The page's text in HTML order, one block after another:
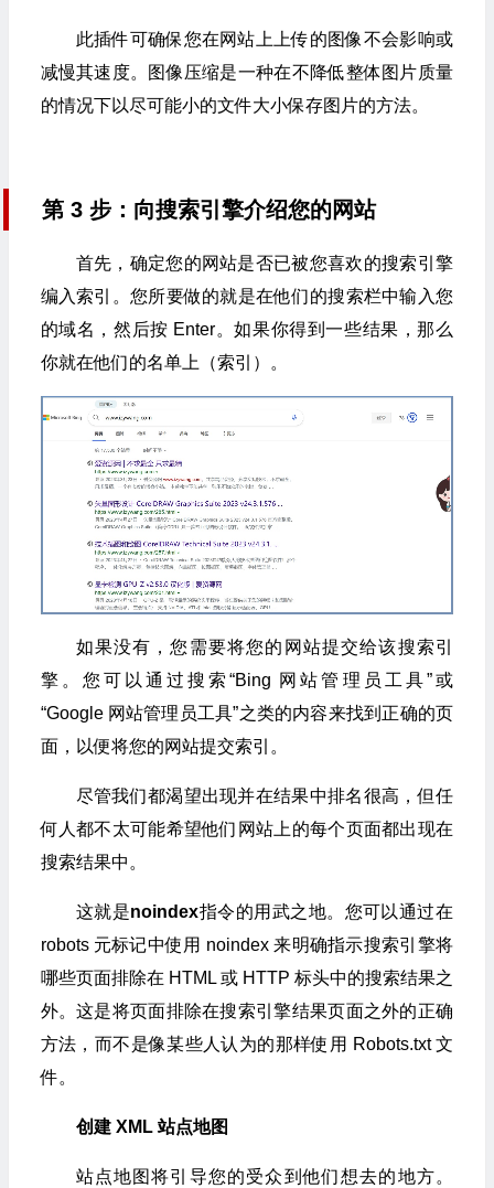
此插件可确保您在网站上上传的图像不会影响或
减慢其速度。图像压缩是一种在不降低整体图片质量
的情况下以尽可能小的文件大小保存图片的方法。
第 3 步：向搜索引擎介绍您的网站
首先，确定您的网站是否已被您喜欢的搜索引擎
编入索引。您所要做的就是在他们的搜索栏中输入您
的域名，然后按 Enter。如果你得到一些结果，那么
你就在他们的名单上（索引）。
如果没有，您需要将您的网站提交给该搜索引
擎。您可以通过搜索“Bing 网站管理员工具”或
“Google 网站管理员工具”之类的内容来找到正确的页
面，以便将您的网站提交索引。
尽管我们都渴望出现并在结果中排名很高，但任
何人都不太可能希望他们网站上的每个页面都出现在
搜索结果中。
这就是noindex指令的用武之地。您可以通过在
robots 元标记中使用 noindex 来明确指示搜索引擎将
哪些页面排除在 HTML 或 HTTP 标头中的搜索结果之
外。这是将页面排除在搜索引擎结果页面之外的正确
方法，而不是像某些人认为的那样使用 Robots.txt 文
件。
创建 XML 站点地图
站点地图将引导您的受众到他们想去的地方。